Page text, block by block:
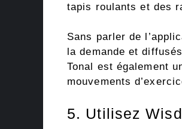
tapis roulants et des
Sans parler de
la demande et
Tonal est également
mouvements
5. Utilisez